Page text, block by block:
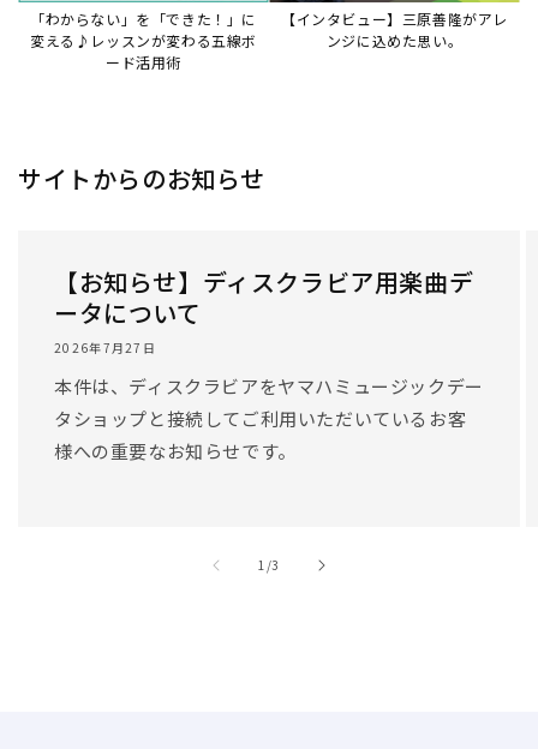
「わからない」を「できた！」に
変える♪レッスンが変わる五線ボ
ード活用術
【インタビュー】三原善隆がアレ
ンジに込めた思い。
サイトからのお知らせ
【お知らせ】ディスクラビア用楽曲デ
ータについて
2026年7月27日
本件は、ディスクラビアをヤマハミュージックデー
タショップと接続してご利用いただいているお客
様への重要なお知らせです。
1 //3